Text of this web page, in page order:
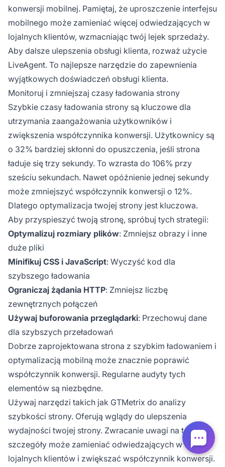
konwersji mobilnej. Pamiętaj, że uproszczenie interfejsu
mobilnego może zamieniać więcej odwiedzających w
lojalnych klientów, wzmacniając twój lejek sprzedaży.
Aby dalsze ulepszenia obsługi klienta, rozważ użycie
LiveAgent. To najlepsze narzędzie do zapewnienia
wyjątkowych doświadczeń obsługi klienta.
Monitoruj i zmniejszaj czasy ładowania strony
Szybkie czasy ładowania strony są kluczowe dla
utrzymania zaangażowania użytkowników i
zwiększenia współczynnika konwersji. Użytkownicy są
o 32% bardziej skłonni do opuszczenia, jeśli strona
ładuje się trzy sekundy. To wzrasta do 106% przy
sześciu sekundach. Nawet opóźnienie jednej sekundy
może zmniejszyć współczynnik konwersji o 12%.
Dlatego optymalizacja twojej strony jest kluczowa.
Aby przyspieszyć twoją stronę, spróbuj tych strategii:
Optymalizuj rozmiary plików: Zmniejsz obrazy i inne
duże pliki
Minifikuj CSS i JavaScript: Wyczyść kod dla
szybszego ładowania
Ograniczaj żądania HTTP: Zmniejsz liczbę
zewnętrznych połączeń
Używaj buforowania przeglądarki: Przechowuj dane
dla szybszych przeładowań
Dobrze zaprojektowana strona z szybkim ładowaniem i
optymalizacją mobilną może znacznie poprawić
współczynnik konwersji. Regularne audyty tych
elementów są niezbędne.
Używaj narzędzi takich jak GTMetrix do analizy
szybkości strony. Oferują wglądy do ulepszenia
wydajności twojej strony. Zwracanie uwagi na te
szczegóły może zamieniać odwiedzających w
lojalnych klientów i zwiększać współczynnik konwersji.